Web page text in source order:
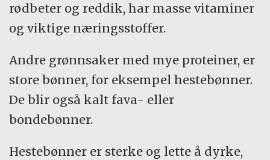
rødbeter og reddik, har masse vitaminer
og viktige næringsstoffer.
Andre grønnsaker med mye proteiner, er
store bønner, for eksempel hestebønner.
De blir også kalt fava- eller
bondebønner.
Hestebønner er sterke og lette å dyrke,